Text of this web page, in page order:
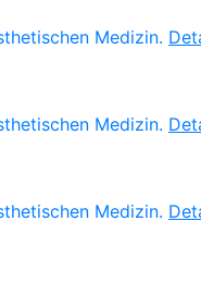
Medizin.
Medizin.
Medizin.